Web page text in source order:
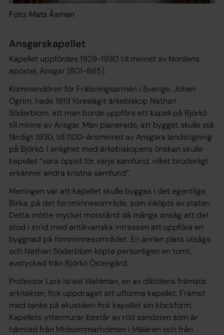
Foto: Mats Åsman
Ansgarskapellet
Kapellet uppfördes 1929-1930 till minnet av Nordens
apostel, Ansgar (801-865).
Kommendören för Frälsningsarmén i Sverige, Johan
Ögrim, hade 1919 föreslagit ärkebiskop Nathan
Söderblom, att man borde uppföra ett kapell på Björkö
till minne av Ansgar. Man planerade, att bygget skulle stå
färdigt 1930, till 1100-årsminnet av Ansgars landstigning
på Björkö. I enlighet med ärkebiskopens önskan skulle
kapellet ”vara öppet för varje samfund, vilket broderligt
erkänner andra kristna samfund”.
Meningen var att kapellet skulle byggas i det egentliga
Birka, på det fornminnesområde, som inköpts av staten.
Detta mötte mycket motstånd då många ansåg att det
stod i strid med antikvariska intressen att uppföra en
byggnad på fornminnesområdet. En annan plats utsågs
och Nathan Söderblom köpte personligen en tomt,
avstyckad från Björkö Östergård.
Professor Lars Israel Wahlman, en av dåtidens främsta
arkitekter, fick uppdraget att utforma kapellet. Främst
med tanke på akustiken fick kapellet sin klockform.
Kapellets yttermurar består av röd sandsten som är
hämtad från Midsommarholmen i Mälaren och från